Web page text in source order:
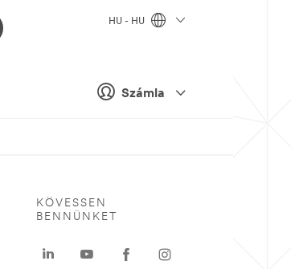
Számla
HU - HU
KÖVESSEN
BENNÜNKET